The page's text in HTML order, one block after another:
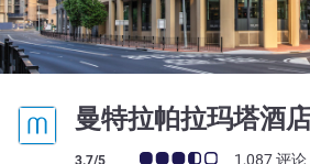
曼特拉帕拉玛塔酒
客户意见评级 (ALL 评级)
3.7/5 1,087 评论